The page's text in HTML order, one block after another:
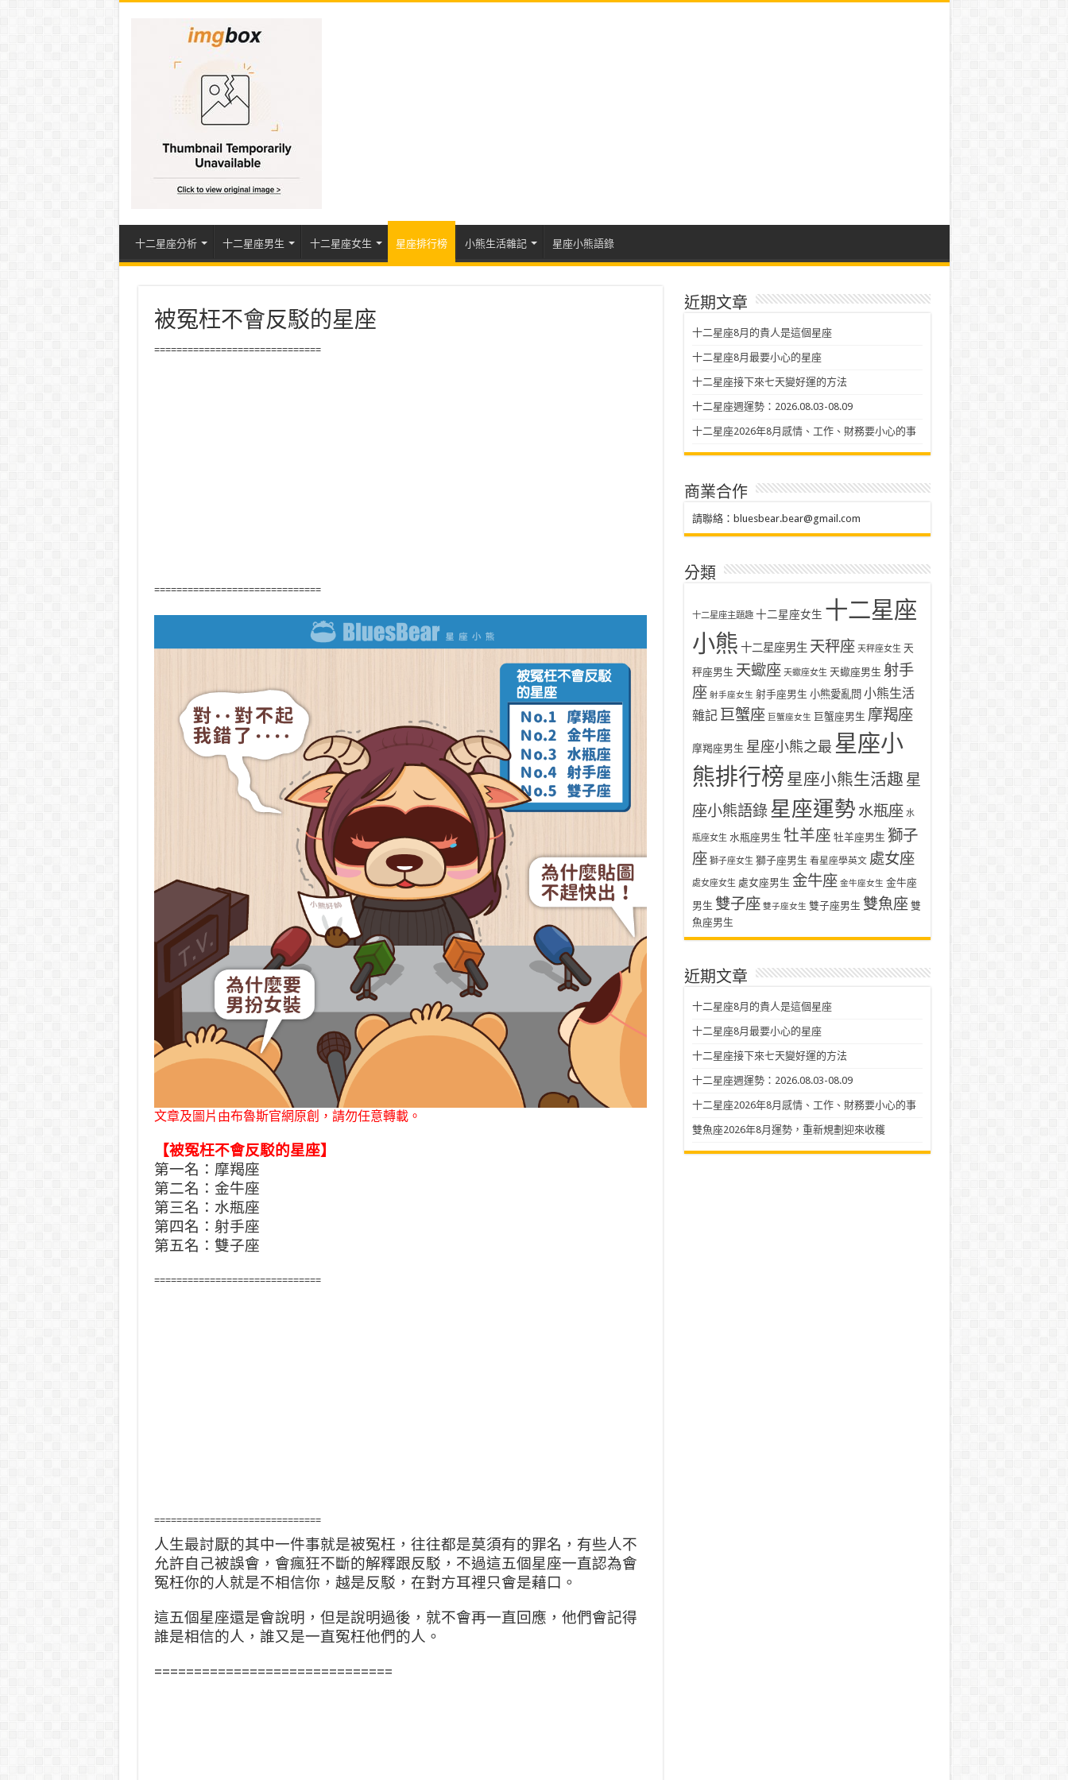
十二星座分析 十二星座男生 十二星座女生 星座排行榜 小熊生活雜記 星座小熊語錄
被冤枉不會反駁的星座
==============================
==============================
文章及圖片由布魯斯官網原創，請勿任意轉載。
【被冤枉不會反駁的星座】
第一名：摩羯座
第二名：金牛座
第三名：水瓶座
第四名：射手座
第五名：雙子座
==============================
==============================
人生最討厭的其中一件事就是被冤枉，往往都是莫須有的罪名，有些人不
允許自己被誤會，會瘋狂不斷的解釋跟反駁， 不過這五個星座一直認為會
冤枉你的人就是不相信你，越是反駁，在對方耳裡只會是藉口。
這五個星座還是會說明，但是說明過後，就不會再一直回應 ，他們會記得
誰是相信的人，誰又是一直冤枉他們的人。
==============================
近期文章
十二星座8月的貴人是這個星座
十二星座8月最要小心的星座
十二星座接下來七天變好運的方法
十二星座週運勢：2026.08.03-08.09
十二星座2026年8月感情、工作、財務要小心的事
商業合作
請聯絡： bluesbear.bear@gmail.com
分類
十二星座主題趣 十二星座女生 十二星座
小熊 十二星座男生 天秤座 天秤座女生 天
秤座男生 天蠍座 天蠍座女生 天蠍座男生 射手
座 射手座女生 射手座男生 小熊愛亂問 小熊生活
雜記 巨蟹座 巨蟹座女生 巨蟹座男生 摩羯座
摩羯座男生 星座小熊之最 星座小
熊排行榜 星座小熊生活趣 星
座小熊語錄星座運勢 水瓶座 水
瓶座女生 水瓶座男生 牡羊座 牡羊座男生 獅子
座 獅子座女生 獅子座男生 看星座學英文 處女座
處女座女生 處女座男生 金牛座 金牛座女生 金牛座
男生 雙子座 雙子座女生 雙子座男生 雙魚座 雙
魚座男生
近期文章
十二星座8月的貴人是這個星座
十二星座8月最要小心的星座
十二星座接下來七天變好運的方法
十二星座週運勢：2026.08.03-08.09
十二星座2026年8月感情、工作、財務要小心的事
雙魚座2026年8月運勢，重新規劃迎來收穫